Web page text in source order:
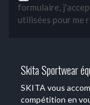
formulaire,
utilisées pour me
Skita Sportwear
SKITA vous
compétition en